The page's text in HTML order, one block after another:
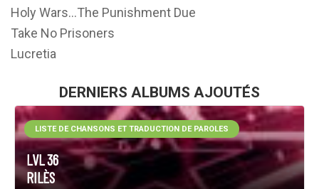
Holy Wars...The Punishment Due
Take No Prisoners
Lucretia
DERNIERS ALBUMS AJOUTÉS
LVL 36
RILÈS
LISTE DE CHANSONS ET TRADUCTION DE PAROLES